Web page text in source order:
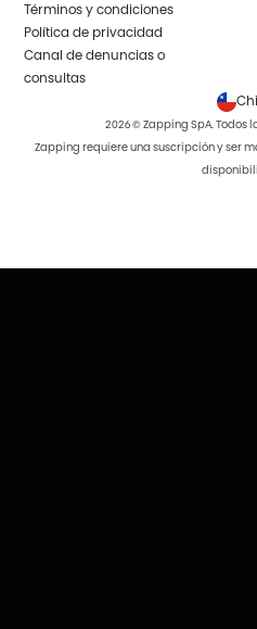
Términos y condiciones
Política de privacidad
Canal de denuncias o
consultas
2026 © Zapping SpA. Todos
Zapping requiere una suscripción y ser